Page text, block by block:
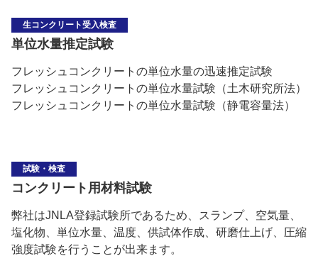
生コンクリート受入検査
単位水量推定試験
フレッシュコンクリートの単位水量の迅速推定試験
フレッシュコンクリートの単位水量試験（土木研究所法）
フレッシュコンクリートの単位水量試験（静電容量法）
試験・検査
コンクリート用材料試験
弊社はJNLA登録試験所であるため、スランプ、空気量、
塩化物、単位水量、温度、供試体作成、研磨仕上げ、圧縮
強度試験を行うことが出来ます。